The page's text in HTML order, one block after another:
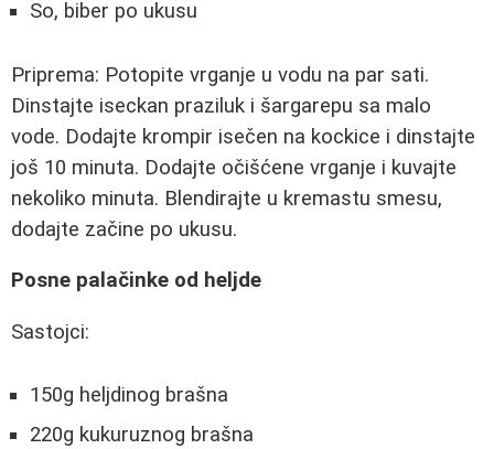
So, biber po ukusu
Priprema: Potopite vrganje u vodu na par sati.
Dinstajte iseckan praziluk i šargarepu sa malo
vode. Dodajte krompir isečen na kockice i dinstajte
još 10 minuta. Dodajte očišćene vrganje i kuvajte
nekoliko minuta. Blendirajte u kremastu smesu,
dodajte začine po ukusu.
Posne palačinke od heljde
Sastojci:
150g heljdinog brašna
220g kukuruznog brašna